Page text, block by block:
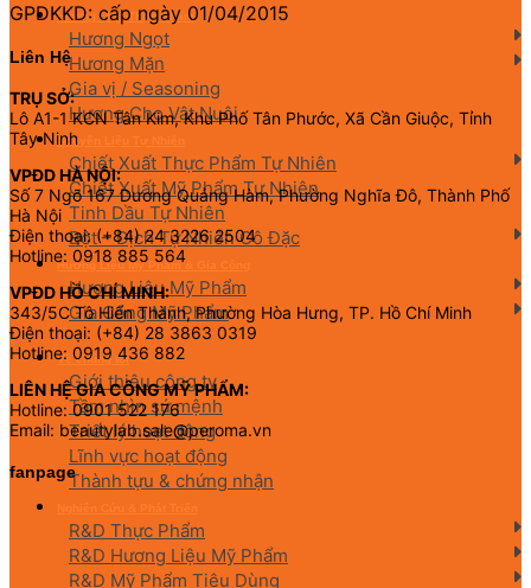
Hương Liệu Thực Phẩm
Hương Ngọt
Hương Mặn
Gia vị / Seasoning
Hương Cho Vật Nuôi
Nguyên Liệu Tự Nhiên
Chiết Xuất Thực Phẩm Tự Nhiên
Chiết Xuất Mỹ Phẩm Tự Nhiên
Tinh Dầu Tự Nhiên
Bột – Dịch Tự Nhiên Cô Đặc
Hương Liệu Mỹ Phẩm & Gia Công
Hương Liệu Mỹ Phẩm
Gia Công Mỹ Phẩm
Về chúng tôi
Giới thiệu công ty
Tầm nhìn sứ mệnh
Triết lý hoạt động
Lĩnh vực hoạt động
Thành tựu & chứng nhận
R&D Thực Phẩm
R&D Hương Liệu Mỹ Phẩm
R&D Mỹ Phẩm Tiêu Dùng
GPDKKD: cấp ngày 01/04/2015
Liên Hệ
TRỤ SỞ:
Lô A1-1 KCN Tân Kim, Khu Phố Tân Phước, Xã Cần Giuộc, Tỉnh
Tây Ninh
VPĐD HÀ NỘI:
Số 7 Ngõ 167 Dương Quảng Hàm, Phường Nghĩa Đô, Thành Phố
Hà Nội
Điện thoại: (+84) 24 3226 2504
Hotline: 0918 885 564
VPĐD HỒ CHÍ MINH:
343/5C Tô Hiến Thành, Phường Hòa Hưng, TP. Hồ Chí Minh
Điện thoại: (+84) 28 3863 0319
Hotline: 0919 436 882
LIÊN HỆ GIA CÔNG MỸ PHẨM:
Hotline: 0901 522 176
Email: beautylab.sale@peroma.vn
fanpage